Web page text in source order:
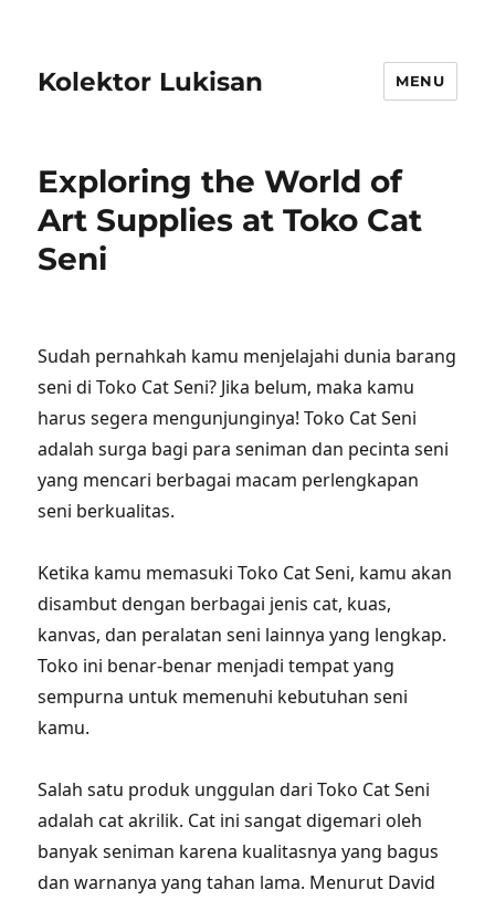
Kolektor Lukisan MENU
Exploring the World of
Art Supplies at Toko Cat
Seni
Sudah pernahkah kamu menjelajahi dunia barang
seni di Toko Cat Seni? Jika belum, maka kamu
harus segera mengunjunginya! Toko Cat Seni
adalah surga bagi para seniman dan pecinta seni
yang mencari berbagai macam perlengkapan
seni berkualitas.
Ketika kamu memasuki Toko Cat Seni, kamu akan
disambut dengan berbagai jenis cat, kuas,
kanvas, dan peralatan seni lainnya yang lengkap.
Toko ini benar-benar menjadi tempat yang
sempurna untuk memenuhi kebutuhan seni
kamu.
Salah satu produk unggulan dari Toko Cat Seni
adalah cat akrilik. Cat ini sangat digemari oleh
banyak seniman karena kualitasnya yang bagus
dan warnanya yang tahan lama. Menurut David